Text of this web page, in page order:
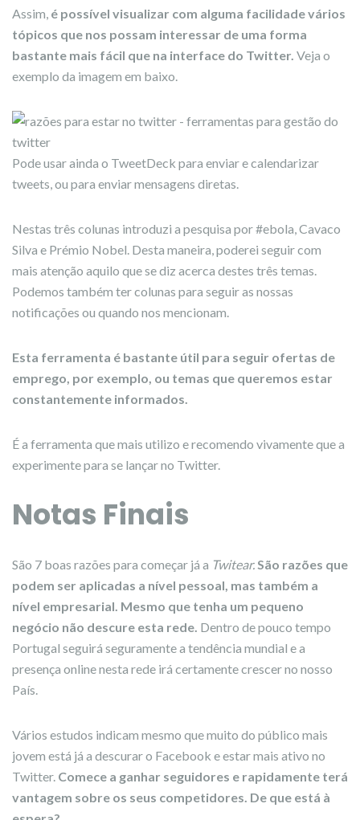
Assim, é possível visualizar com alguma facilidade vários
tópicos que nos possam interessar de uma forma
bastante mais fácil que na interface do Twitter. Veja o
exemplo da imagem em baixo.
Pode usar ainda o TweetDeck para enviar e calendarizar
tweets, ou para enviar mensagens diretas.
Nestas três colunas introduzi a pesquisa por #ebola, Cavaco
Silva e Prémio Nobel. Desta maneira, poderei seguir com
mais atenção aquilo que se diz acerca destes três temas.
Podemos também ter colunas para seguir as nossas
notificações ou quando nos mencionam.
Esta ferramenta é bastante útil para seguir ofertas de
emprego, por exemplo, ou temas que queremos estar
constantemente informados.
É a ferramenta que mais utilizo e recomendo vivamente que a
experimente para se lançar no Twitter.
Notas Finais
São 7 boas razões para começar já a Twitear.São razões que
podem ser aplicadas a nível pessoal, mas também a
nível empresarial. Mesmo que tenha um pequeno
negócio não descure esta rede. Dentro de pouco tempo
Portugal seguirá seguramente a tendência mundial e a
presença online nesta rede irá certamente crescer no nosso
País.
Vários estudos indicam mesmo que muito do público mais
jovem está já a descurar o Facebook e estar mais ativo no
Twitter. Comece a ganhar seguidores e rapidamente terá
vantagem sobre os seus competidores. De que está à